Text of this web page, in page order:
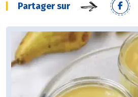
Partager sur